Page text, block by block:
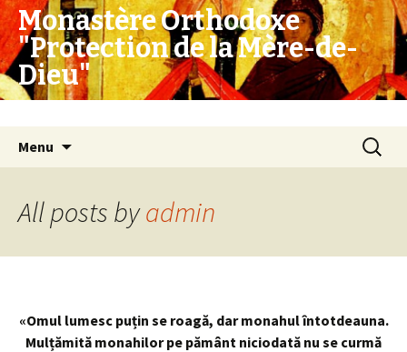
Monastère Orthodoxe
"Protection de la Mère-de-
Dieu"
Menu
Search
for:
All posts byadmin
«Omul lumesc puțin se roagă, dar monahul întotdeauna.
Mulțămită monahilor pe pământ niciodată nu se curmă